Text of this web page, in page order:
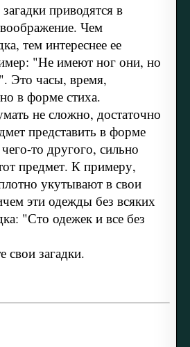
приводятся в
Чем
тем интереснее ее
"Не имеют ног они, но
Это часы, время,
в форме стиха.
не сложно, достаточно
представить в форме
то другого, сильно
предмет. К примеру,
укутывают в свои
эти одежды без всяких
"Сто одежек и все без
загадки.